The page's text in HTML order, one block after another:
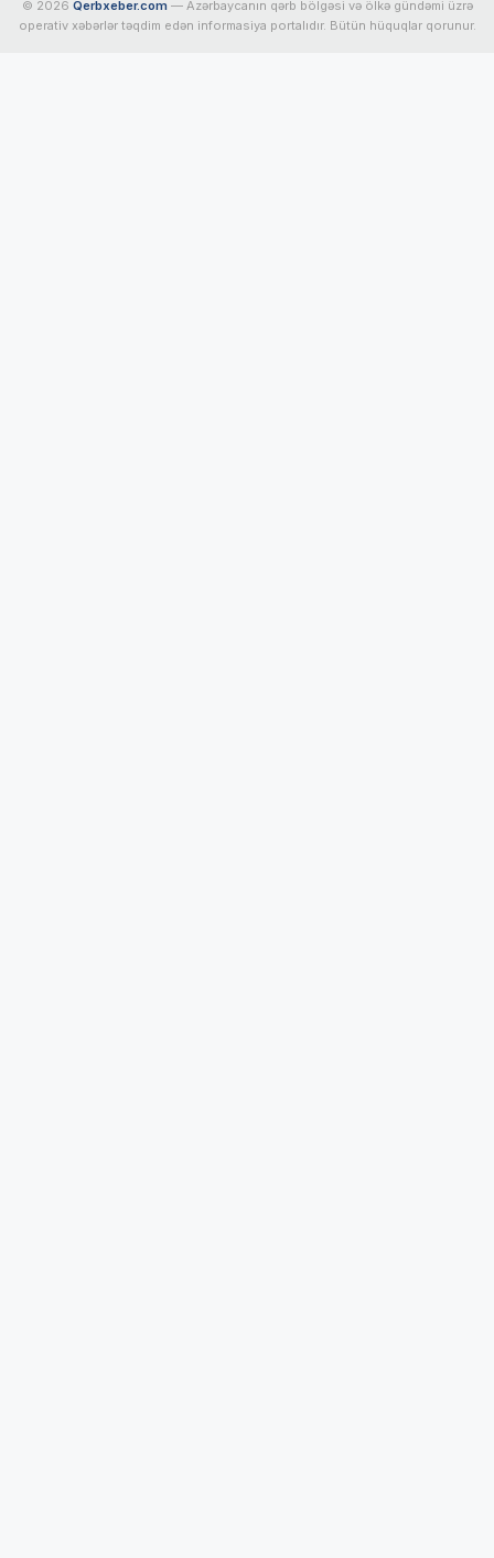
© 2026 Qerbxeber.com — Azərbaycanın qərb bölgəsi və ölkə gündəmi üzrə
operativ xəbərlər təqdim edən informasiya portalıdır. Bütün hüquqlar qorunur.